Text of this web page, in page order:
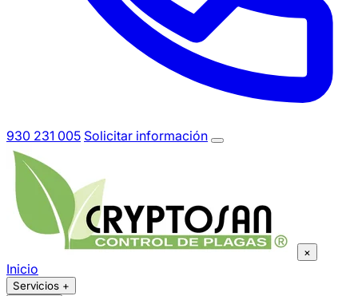
930 231 005 Solicitar información
×
Inicio
Servicios +